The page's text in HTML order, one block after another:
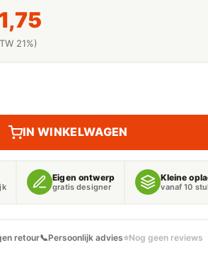
1,75
21%)
IN WINKELWAGEN
Eigen ontwerp
gratis designer
Kleine
vanaf 10
retour📞Persoonlijk advies⭐Nog geen reviews